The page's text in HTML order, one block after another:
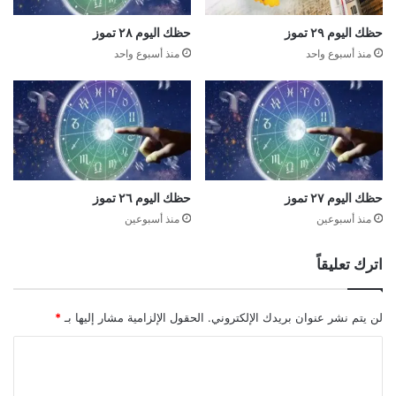
حظك اليوم ٢٩ تموز
منذ أسبوع واحد
حظك اليوم ٢٨ تموز
منذ أسبوع واحد
حظك اليوم ٢٧ تموز
منذ أسبوعين
حظك اليوم ٢٦ تموز
منذ أسبوعين
اترك تعليقاً
لن يتم نشر عنوان بريدك الإلكتروني. الحقول الإلزامية مشار إليها بـ *